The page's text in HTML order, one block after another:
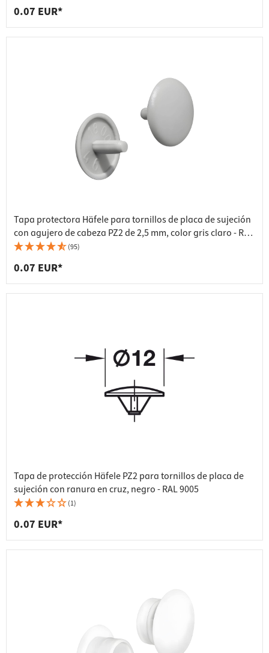
0.07 EUR*
Tapa protectora Häfele para tornillos de placa de sujeción
con agujero de cabeza PZ2 de 2,5 mm, color gris claro - RAL
7034
(95)
0.07 EUR*
Tapa de protección Häfele PZ2 para tornillos de placa de
sujeción con ranura en cruz, negro - RAL 9005
(1)
0.07 EUR*